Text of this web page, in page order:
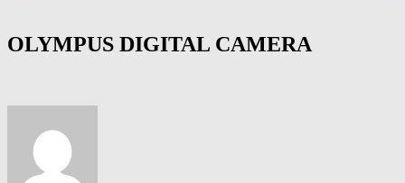
OLYMPUS DIGITAL CAMERA